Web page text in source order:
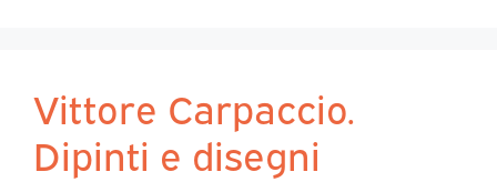
Vittore Carpaccio.
Dipinti e disegni